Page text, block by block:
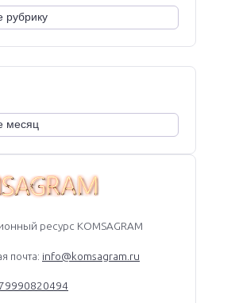
ресурс KOMSAGRAM
почта: info@komsagram.ru